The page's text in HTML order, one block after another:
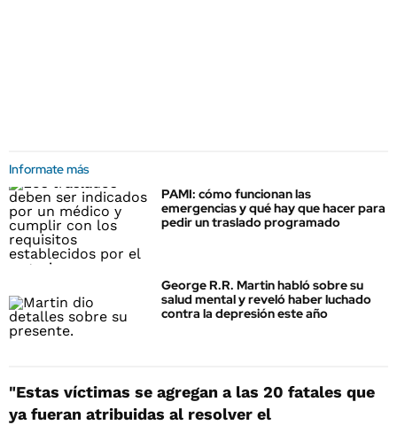
Informate más
PAMI: cómo funcionan las
emergencias y qué hay que hacer para
pedir un traslado programado
George R.R. Martin habló sobre su
salud mental y reveló haber luchado
contra la depresión este año
"Estas víctimas se agregan a las 20 fatales que
ya fueran atribuidas al resolver el